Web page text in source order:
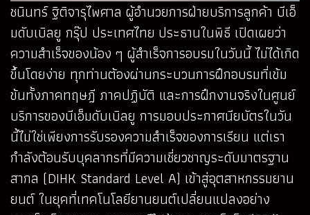
ชนินทร์ ฐิติจารุไพศาล ผู้อำนวยการฝ่ายบริการลูกค้า บีเอ็
มดับเบิลยู กรุ๊ป ประเทศไทย ประธานในพิธี เปิดเผยว่า
ความสำเร็จของน้อง ๆ ผู้สำเร็จการอบรมในวันนี้ ไม่ได้เกิด
ขึ้นโดยง่าย ทุกท่านต้องผ่านกระบวนการฝึกอบรมที่เข้ม
ข้นทั้งภาคทฤษฎี ภาคปฏิบัติ และการฝึกงานจริงในศูนย์
บริการของบีเอ็มดับเบิลยู การมอบประกาศนียบัตรในวัน
นี้ไม่ใช่เพียงการรับรองความสำเร็จของการเรียน แต่เรา
กำลังต้อนรับบุคลากรที่มีความเชี่ยวชาญระดับมาตรฐาน
สากล (DIHK Standard Level A) เข้าสู่อุตสาหกรรมยาน
ยนต์ ในยุคที่เทคโนโลยียานยนต์เปลี่ยนแปลงอย่าง